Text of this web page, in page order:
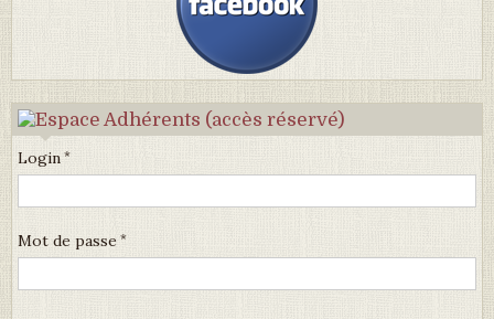
Login
Mot de passe